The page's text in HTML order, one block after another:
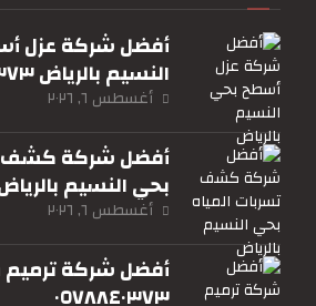
أفضل شركة عزل
النسيم بالرياض ٠٥٧٨٨٤٠٣٧٣
أغسطس ٦, ٢٠٢٦
أفضل شركة كشف
بحي النسيم
أغسطس ٦, ٢٠٢٦
أفضل شركة ترميم
٠٥٧٨٨٤٠٣٧٣